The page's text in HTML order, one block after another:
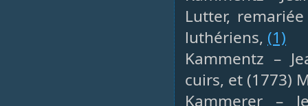
Lutter,
luthériens, (1)
Kammentz –
cuirs, et (1773)
Kammerer –